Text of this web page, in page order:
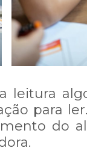
leitura
para
do